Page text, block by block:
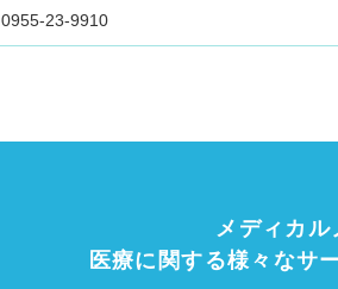
0955-23-9910
メディカ
医療に関する様々なサ